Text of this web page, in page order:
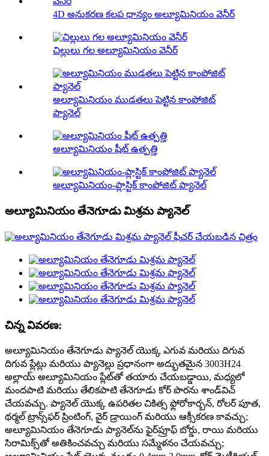
4D అనుకరణ కలప ధాన్యం అల్యూమినియం వెనీర్
చిల్లులు గల అల్యూమినియం వెనీర్
అల్యూమినియం ముడతలు పెట్టిన కాంపోజిట్
ప్యానెల్
అల్యూమినియం షీట్ ఉత్పత్తి
అల్యూమినియం-ప్లాస్టిక్ కాంపోజిట్ ప్యానెల్
అల్యూమినియం తేనెగూడు మిశ్రమ ప్యానెల్
చిన్న వివరణ:
అల్యూమినియం తేనెగూడు ప్యానెల్ యొక్క ఎగువ మరియు దిగువ
దిగువ ప్లేట్లు మరియు ప్యానెల్లు ప్రధానంగా అద్భుతమైన 3003H24
అల్లాయ్ అల్యూమినియం ప్లేట్‌తో తయారు చేయబడ్డాయి, మధ్యలో
మందపాటి మరియు తేలికపాటి తేనెగూడు కోర్ పొరను శాండ్‌విచ్
చేయవచ్చు. ప్యానెల్ యొక్క ఉపరితల చికిత్స ఫ్లోరోకార్బన్, రోలర్ పూత,
థర్మల్ ట్రాన్స్‌ఫర్ ప్రింటింగ్, వైర్ డ్రాయింగ్ మరియు ఆక్సీకరణ కావచ్చు;
అల్యూమినియం తేనెగూడు ప్యానెల్‌ను ఫైర్‌ప్రూఫ్ బోర్డు, రాయి మరియు
సిరామిక్స్‌తో అతికించవచ్చు మరియు సమ్మేళనం చేయవచ్చు;